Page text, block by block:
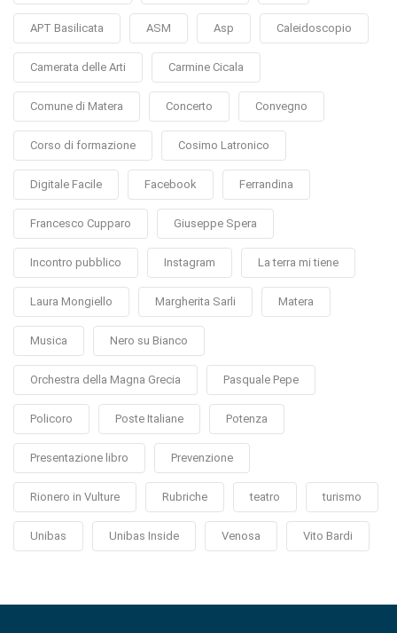
APT Basilicata ASM Asp Caleidoscopio
Camerata delle Arti Carmine Cicala
Comune di Matera Concerto Convegno
Corso di formazione Cosimo Latronico
Digitale Facile Facebook Ferrandina
Francesco Cupparo Giuseppe Spera
Incontro pubblico Instagram La terra mi tiene
Laura Mongiello Margherita Sarli Matera
Musica Nero su Bianco
Orchestra della Magna Grecia Pasquale Pepe
Policoro Poste Italiane Potenza
Presentazione libro Prevenzione
Rionero in Vulture Rubriche teatro turismo
Unibas Unibas Inside Venosa Vito Bardi